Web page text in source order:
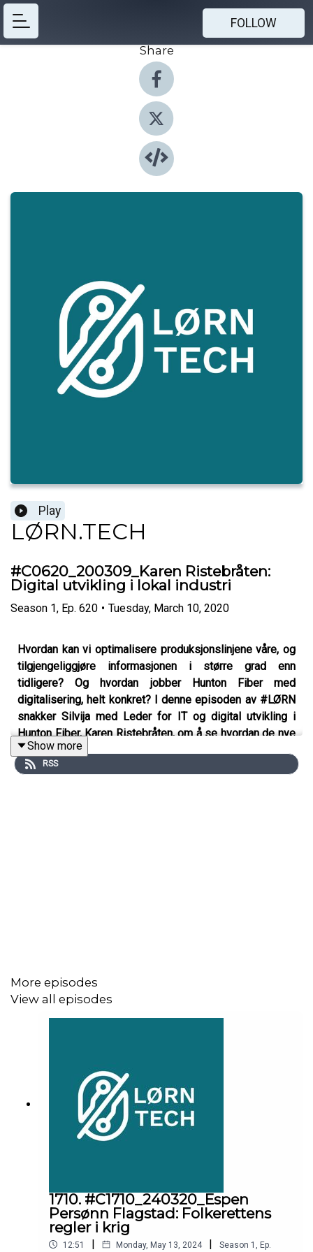
FOLLOW
Share
Play
LØRN.TECH
#C0620_200309_Karen Ristebråten:
Digital utvikling i lokal industri
Season 1, Ep. 620 • Tuesday, March 10, 2020
Hvordan kan vi optimalisere produksjonslinjene våre, og
tilgjengeliggjøre informasjonen i større grad enn
tidligere? Og hvordan jobber Hunton Fiber med
digitalisering, helt konkret? I denne episoden av #LØRN
snakker Silvija med Leder for IT og digital utvikling i
Hunton Fiber, Karen Ristebråten, om å se hvordan de nye
forretningsmodellene kan utarte seg.
Automasjon
Livslang læring
Teknisk sett, podcast
Camel uten filter, Episode 12 (Steinar Bjartveit)
Restart business av jørgensen og pedersen
kommune
Show more
RSS
More episodes
View all episodes
1710. #C1710_240320_Espen
Persønn Flagstad: Folkerettens
regler i krig
12:51 | Monday, May 13, 2024 | Season 1
Ep.